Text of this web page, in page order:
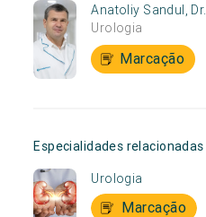
Anatoliy Sandul, Dr.
Urologia
Marcação
Especialidades relacionadas
Urologia
Marcação